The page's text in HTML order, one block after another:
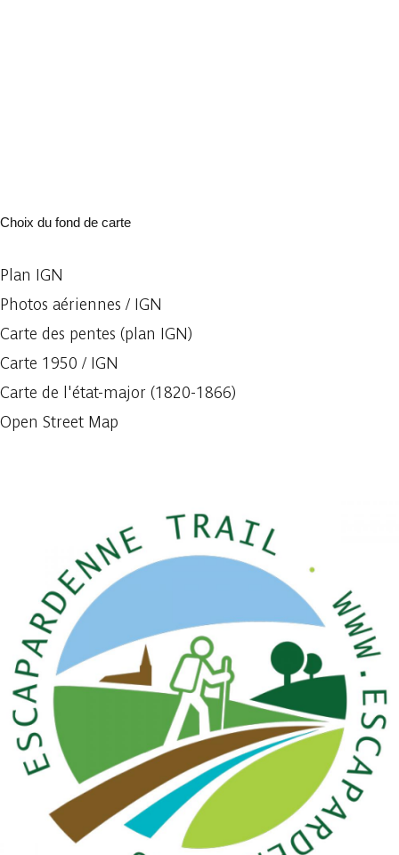
Choix du fond de carte
Plan IGN
Photos aériennes / IGN
Carte des pentes (plan IGN)
Carte 1950 / IGN
Carte de l'état-major (1820-1866)
Open Street Map